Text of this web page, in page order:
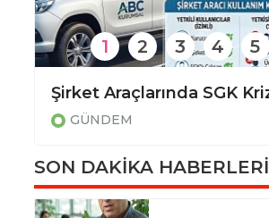
GÜNDEM
1 2 3 4 5
SON DAKİKA HABERLERİ